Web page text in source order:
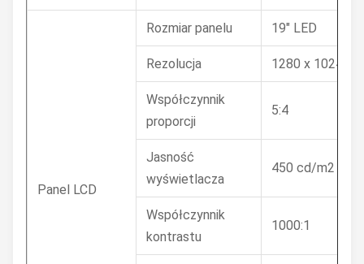
Panel LCD
Rozmiar panelu 19" LED
Rezolucja 1280 x 1024
Współczynnik
proporcji
5:4
Jasność
wyświetlacza
450 cd/m2
Współczynnik
kontrastu
1000:1